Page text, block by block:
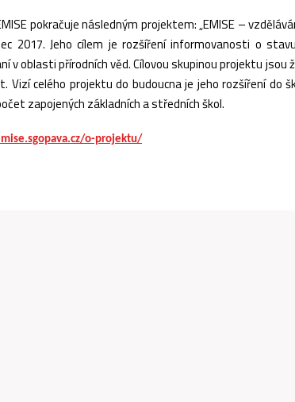
pokračuje následným projektem: „EMISE –
2017. Jeho cílem je rozšíření informovanosti o
v oblasti přírodních věd. Cílovou skupinou projektu jsou
Vizí celého projektu do budoucna je jeho rozšíření do
zapojených základních a středních škol.
o-projektu/